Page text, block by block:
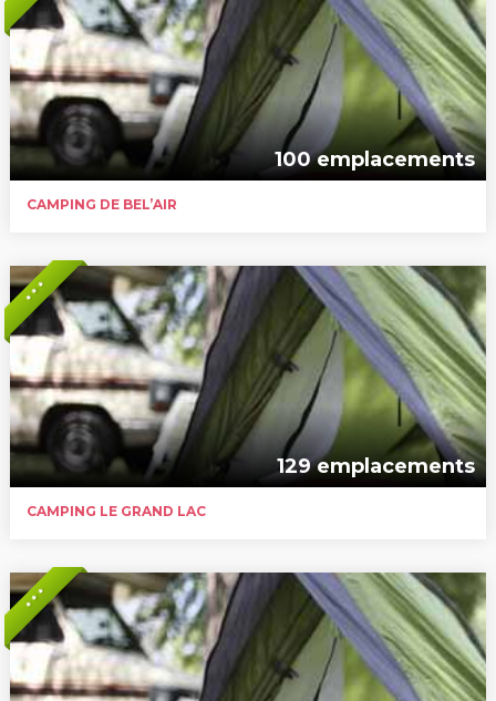
100 emplacements
CAMPING DE BEL’AIR
* * *
129 emplacements
CAMPING LE GRAND LAC
* * *